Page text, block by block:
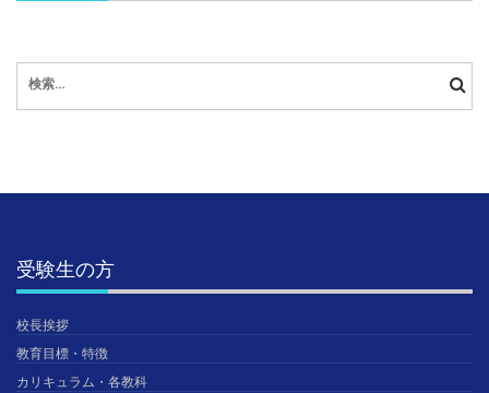
索:
受験生の方
校長挨拶
教育目標・特徴
カリキュラム・各教科